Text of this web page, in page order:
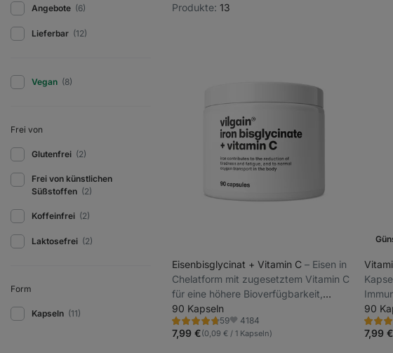
Produkte: 13
Angebote (6)
Lieferbar (12)
Vegan (8)
Frei von
Glutenfrei (2)
Frei von künstlichen
Süßstoffen (2)
Koffeinfrei (2)
Laktosefrei (2)
Form
Kapseln (11)
Eisenbisglycinat + Vitamin C ⁠–⁠ Eisen in
Chelatform mit zugesetztem Vitamin C
für eine höhere Bioverfügbarkeit,
Nahrungsergänzungsmittel
90 Kapseln
59
Bewertung
4.7/5,
59
Favoriten
4184
7,99 €(0,09 € / 1 Kapseln)
90
4.7/5,
34
7,99 €